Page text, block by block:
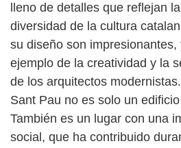
lleno de detalles que reflejan
diversidad de la cultura
su diseño son impresionantes,
ejemplo de la creatividad y la
de los arquitectos
Sant Pau no es solo un
También es un lugar con una
social, que ha contribuido